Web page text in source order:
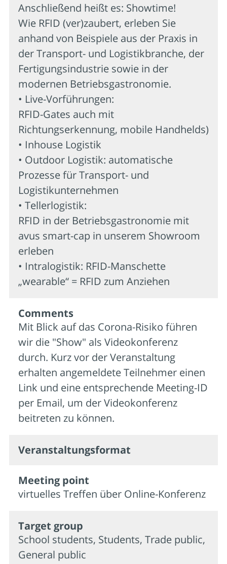
Anschließend heißt es: Showtime!
Wie RFID (ver)zaubert, erleben Sie
anhand von Beispiele aus der Praxis in
der Transport- und Logistikbranche, der
Fertigungsindustrie sowie in der
modernen Betriebsgastronomie.
• Live-Vorführungen:
RFID-Gates auch mit
Richtungserkennung, mobile Handhelds)
• Inhouse Logistik
• Outdoor Logistik: automatische
Prozesse für Transport- und
Logistikunternehmen
• Tellerlogistik:
RFID in der Betriebsgastronomie mit
avus smart-cap in unserem Showroom
erleben
• Intralogistik: RFID-Manschette
„wearable“ = RFID zum Anziehen
Comments
Mit Blick auf das Corona-Risiko führen
wir die "Show" als Videokonferenz
durch. Kurz vor der Veranstaltung
erhalten angemeldete Teilnehmer einen
Link und eine entsprechende Meeting-ID
per Email, um der Videokonferenz
beitreten zu können.
Veran­staltungs­format
Meeting point
virtuelles Treffen über Online-Konferenz
Target group
School students, Students, Trade public,
General public